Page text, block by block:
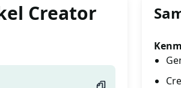
Creator